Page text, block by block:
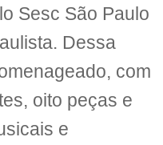
Sesc São Paulo
Dessa
com
oito peças e
e